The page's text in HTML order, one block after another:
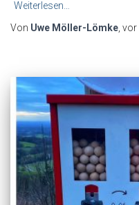
Weiterlesen…
Von Uwe Möller-Lömke , vor